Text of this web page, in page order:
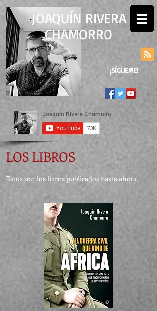
¡SÍGUEME!
JOAQUÍN RIVERA
CHAMORRO
LOS LIBROS
Estos son los libros publicados hasta ahora.